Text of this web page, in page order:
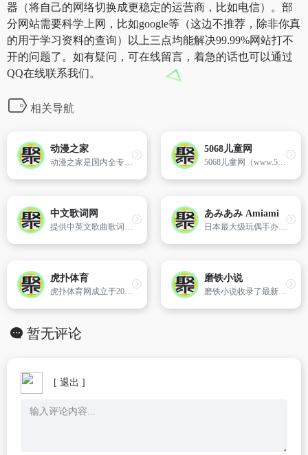
器（将自己的网络切换成更稳定的运营商，比如电信）。部
分网站需要科学上网，比如google等（这边不推荐，除非你真
的用于学习资料的查询）以上三点均能解决99.99%网站打不
开的问题了。如有疑问，可在线留言，着急的话也可以通过
QQ在线联系我们。
相关导航
动漫之家
动漫之家是国内全专业的在线漫画、原创漫画、好看的动漫网站,每周更新各种原创漫画、日本动漫,动画片大全、漫画大全、好看的漫画尽在动漫之家漫画网。
5068儿童网
5068儿童网（www.5068.com ）隶属于安徽蝉童网络技术有限公司；是一家专注于动漫行业的综合性动漫门户网站,是中文世界的媒体新锐,基于中文动漫第一门户、第一品牌（据权威的访问量统计网站Alexa.com数据显示,5068位雄居全球中文儿童网站第三名）的网络平台,它拥有数量庞大且消费活跃度极高的关注人群。
中文歌词网
提供中英文歌曲歌词收集,包含中港台欧美国家歌曲。
あみあみ Amiami
日本最大级玩偶手办购物。amiami是日本最大的手办发售网站。手办是一种日本动漫周边产品,特指未上色组装的模型套件,需要玩家自己动手打磨、拼装、上色等一系列复杂的工艺,而且难度远大于一般模型制作,主要材料为树脂。amiami主要销售手办和二手手办。用户可以从网站上了解手办的排名和二手手办的详情。此外,网站还会定期提供一些优惠和折扣,为用户提供物美价廉的手办商品。网站销售的手办商品包括：美少女手办,普通手办,海外手办作品,手办珍藏品,机器人玩具,洋娃娃,铁道模型等。amiami联系方式：电话：03-5803-1633邮箱：[email&#160;protected]
虎扑体育
虎扑体育网成立于2003年,是目前中国最专业的全体育网站,专注于篮球、足球、网球、F1等各类体育赛事的报道和数据分析,拥有数千万的活跃用户,举办各类球迷线下赛事互动,为体育迷提供最专业,最广阔的互动交流平台。虎扑体育致力于打造“你的体育全世界”！
磨铁小说
磨铁小说收录了最新最热的都市言情小说,豪门总裁小说,穿越历史小说,青春校园小说,玄幻仙侠灵异小说等一系列的作品,搜索精品小说,百度网盘小说就来
暂无评论
[ 退出 ]